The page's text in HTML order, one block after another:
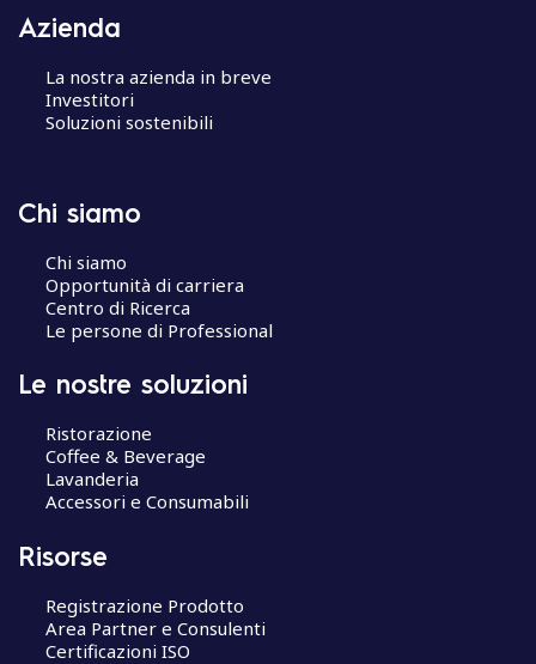
Azienda
La nostra azienda in breve
Investitori
Soluzioni sostenibili
Chi siamo
Chi siamo
Opportunità di carriera
Centro di Ricerca
Le persone di Professional
Le nostre soluzioni
Ristorazione
Coffee & Beverage
Lavanderia
Accessori e Consumabili
Risorse
Registrazione Prodotto
Area Partner e Consulenti
Certificazioni ISO